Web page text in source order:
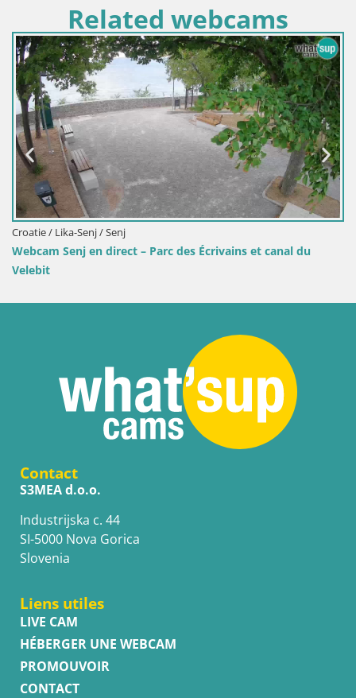
Related webcams
Slovénie / Savinjska / Velenje
Webcam lac de Velenje – Vue en direct depuis Velenje
Contact
S3MEA d.o.o.
Industrijska c. 44
SI-5000 Nova Gorica
Slovenia
Liens utiles
LIVE CAM
HÉBERGER UNE WEBCAM
PROMOUVOIR
CONTACT